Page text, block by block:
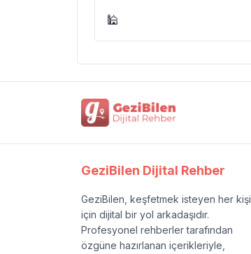
🕌
GeziBilen Dijital Rehber
GeziBilen, keşfetmek isteyen her kişi
için dijital bir yol arkadaşıdır.
Profesyonel rehberler tarafından
özgüne hazırlanan içerikleriyle,